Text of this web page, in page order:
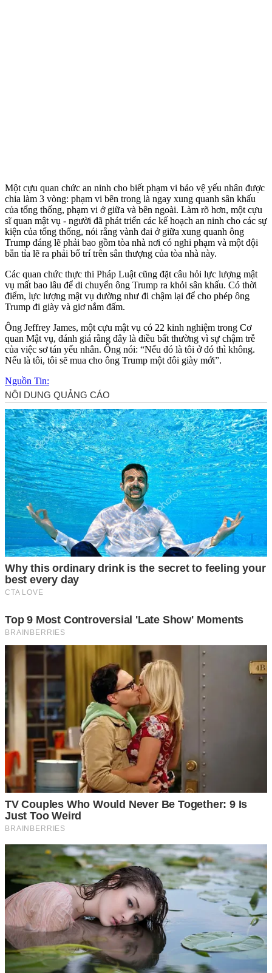
Một cựu quan chức an ninh cho biết phạm vi bảo vệ yếu nhân được
chia làm 3 vòng: phạm vi bên trong là ngay xung quanh sân khấu
của tổng thống, phạm vi ở giữa và bên ngoài. Làm rõ hơn, một cựu
sĩ quan mật vụ - người đã phát triển các kế hoạch an ninh cho các sự
kiện của tổng thống, nói rằng vành đai ở giữa xung quanh ông
Trump đáng lẽ phải bao gồm tòa nhà nơi có nghi phạm và một đội
bắn tỉa lẽ ra phải bố trí trên sân thượng của tòa nhà này.
Các quan chức thực thi Pháp Luật cũng đặt câu hỏi lực lượng mật
vụ mất bao lâu để di chuyển ông Trump ra khỏi sân khấu. Có thời
điểm, lực lượng mật vụ dường như đi chậm lại để cho phép ông
Trump đi giày và giơ nắm đấm.
Ông Jeffrey James, một cựu mật vụ có 22 kinh nghiệm trong Cơ
quan Mật vụ, đánh giá rằng đây là điều bất thường vì sự chậm trễ
của việc sơ tán yếu nhân. Ông nói: “Nếu đó là tôi ở đó thì không.
Nếu là tôi, tôi sẽ mua cho ông Trump một đôi giày mới”.
Nguồn Tin: